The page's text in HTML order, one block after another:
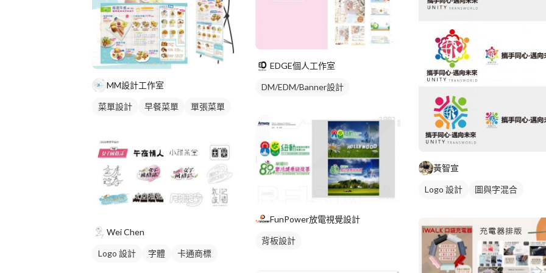
MM設計工作室
菜單設計 早餐菜單 單張菜單
Wei Chen
Logo 設計 字體 卡通商標
EDGE個人工作室
DM/EDM/Banner設計
FunPower放電視覺設計
背板設計
黃智宣
Logo 設計
圖與字混合